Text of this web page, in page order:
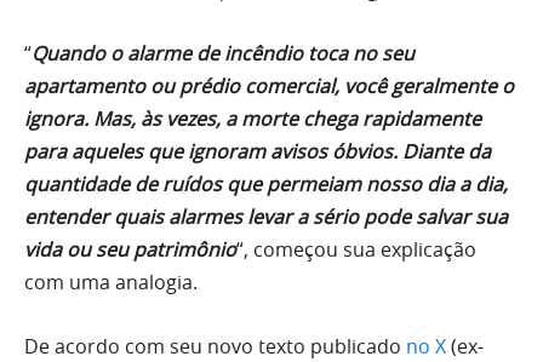
“Quando o alarme de incêndio toca no seu
apartamento ou prédio comercial, você geralmente o
ignora. Mas, às vezes, a morte chega rapidamente
para aqueles que ignoram avisos óbvios. Diante da
quantidade de ruídos que permeiam nosso dia a dia,
entender quais alarmes levar a sério pode salvar sua
vida ou seu patrimônio“, começou sua explicação
com uma analogia.
De acordo com seu novo texto publicado no X(ex-